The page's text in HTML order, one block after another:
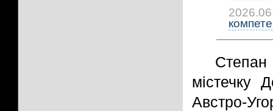
Степан
містечку
Австро-